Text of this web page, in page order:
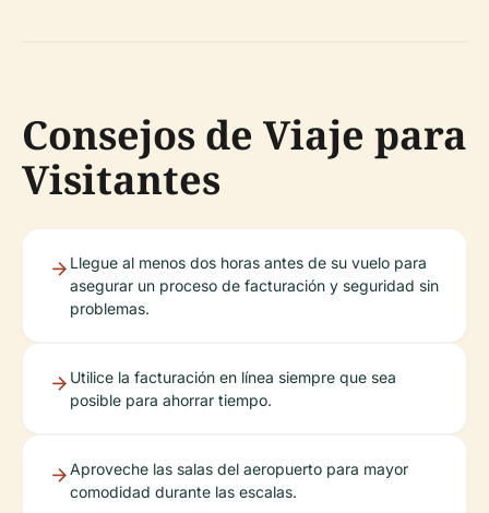
Consejos de Viaje para
Visitantes
Llegue al menos dos horas antes de su vuelo para
asegurar un proceso de facturación y seguridad sin
problemas.
Utilice la facturación en línea siempre que sea
posible para ahorrar tiempo.
Aproveche las salas del aeropuerto para mayor
comodidad durante las escalas.